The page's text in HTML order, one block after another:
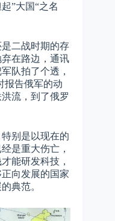
”大国“之名
二战时期的存
在路边，通讯
队拍了个透，
报告俄军的动
流，到了俄罗
别是以现在的
是重大伤亡，
能研发科技，
向发展的国家
典范。